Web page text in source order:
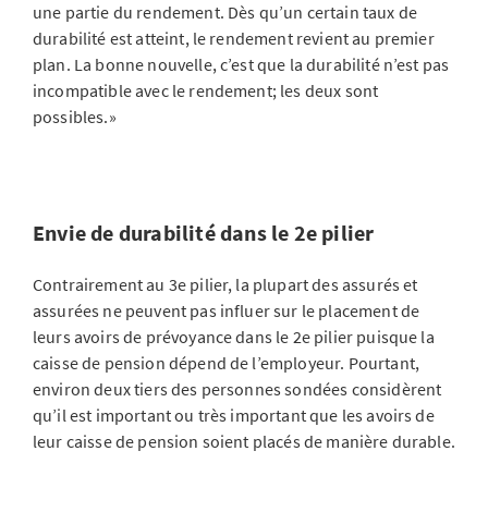
une partie du rendement. Dès qu’un certain taux de
durabilité est atteint, le rendement revient au premier
plan. La bonne nouvelle, c’est que la durabilité n’est pas
incompatible avec le rendement; les deux sont
possibles.»
Envie de durabilité dans le 2e pilier
Contrairement au 3e pilier, la plupart des assurés et
assurées ne peuvent pas influer sur le placement de
leurs avoirs de prévoyance dans le 2e pilier puisque la
caisse de pension dépend de l’employeur. Pourtant,
environ deux tiers des personnes sondées considèrent
qu’il est important ou très important que les avoirs de
leur caisse de pension soient placés de manière durable.